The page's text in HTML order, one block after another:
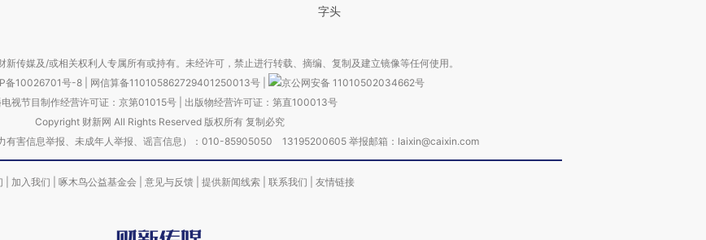
字头
新传媒及/或相关权利人专属所有或持有。未经许可，禁止进行转载、摘编、复制及建立镜像等任何使用。
备10026701号-8 网信算备110105862729401250013号
京公网安备 11010502034662号
电视节目制作经营许可证：京第01015号| 出版物经营许可证：第直100013号
Copyright 财新网 All Rights Reserved 版权所有 复制必究
有害信息举报、未成年人举报、谣言信息）：010-85905050 13195200605 举报邮箱：laixin@caixin.com
加入我们 啄木鸟公益基金会 意见与反馈 提供新闻线索 联系我们 友情链接